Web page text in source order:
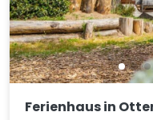
Ferienhaus in